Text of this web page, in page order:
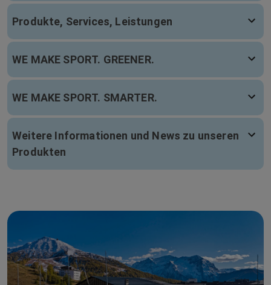
Produkte, Services, Leistungen
WE MAKE SPORT. GREENER.
WE MAKE SPORT. SMARTER.
Weitere Informationen und News zu unseren
Produkten